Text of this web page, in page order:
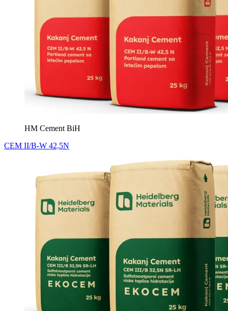
HM Cement BiH
CEM II/B-W 42,5N